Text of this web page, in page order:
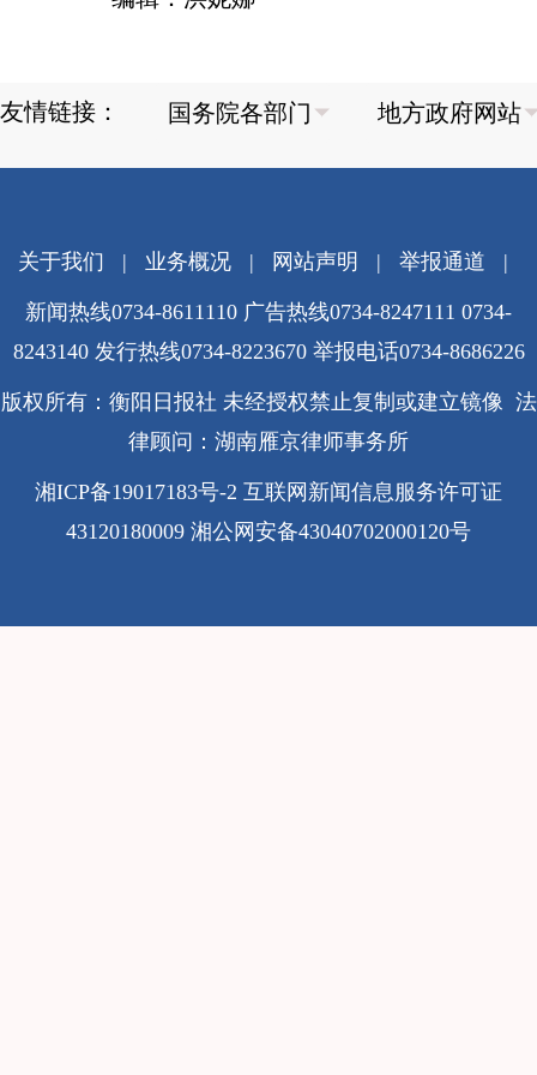
友情链接：
关于我们 | 业务概况| 网站声明 | 举报通道 |
新闻热线0734-8611110 广告热线0734-8247111 0734-
8243140 发行热线0734-8223670 举报电话0734-8686226
版权所有：衡阳日报社 未经授权禁止复制或建立镜像 法
律顾问：湖南雁京律师事务所
湘ICP备19017183号-2 互联网新闻信息服务许可证
43120180009 湘公网安备43040702000120号